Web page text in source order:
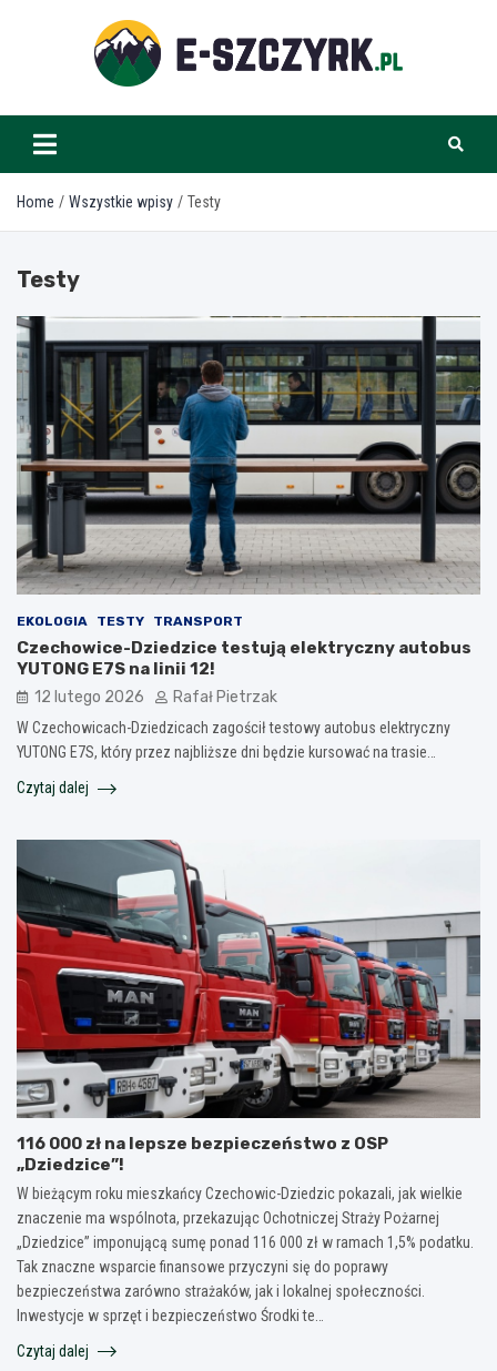
e-szczyrk.pl
Home Wszystkie wpisy Testy
Testy
EKOLOGIA TESTY TRANSPORT
Czechowice-Dziedzice testują elektryczny autobus
YUTONG E7S na linii 12!
12 lutego 2026 Rafał Pietrzak
W Czechowicach-Dziedzicach zagościł testowy autobus elektryczny
YUTONG E7S, który przez najbliższe dni będzie kursować na trasie…
Czytaj dalej
116 000 zł na lepsze bezpieczeństwo z OSP
„Dziedzice”!
W bieżącym roku mieszkańcy Czechowic-Dziedzic pokazali, jak wielkie
znaczenie ma wspólnota, przekazując Ochotniczej Straży Pożarnej
„Dziedzice” imponującą sumę ponad 116 000 zł w ramach 1,5% podatku.
Tak znaczne wsparcie finansowe przyczyni się do poprawy
bezpieczeństwa zarówno strażaków, jak i lokalnej społeczności.
Inwestycje w sprzęt i bezpieczeństwo Środki te…
Czytaj dalej